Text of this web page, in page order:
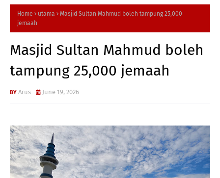
Home utama
Masjid Sultan Mahmud boleh tampung 25,000
jemaah
Masjid Sultan Mahmud boleh
tampung 25,000 jemaah
Arus June 19, 2026